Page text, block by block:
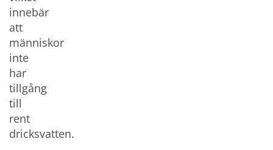
innebär
att
människor
inte
har
tillgång
till
rent
dricksvatten.